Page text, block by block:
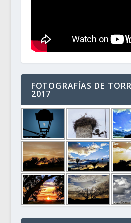
FOTOGRAFÍAS DE
2017